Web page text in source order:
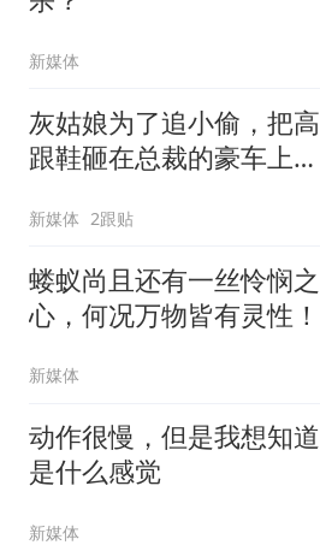
新媒体
灰姑娘为了追小偷，把高
跟鞋砸在总裁的豪车上，
新媒体 2跟贴
蝼蚁尚且还有一丝怜悯之
心，何况万物皆有灵性！
新媒体
动作很慢，但是我想知道
是什么感觉
新媒体